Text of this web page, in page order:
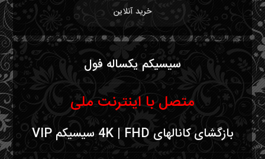
خرید آنلاین
سیسیکم یکساله فول
متصل با اینترنت ملی
بازگشای کانالهای 4K | FHD سیسیکم VIP